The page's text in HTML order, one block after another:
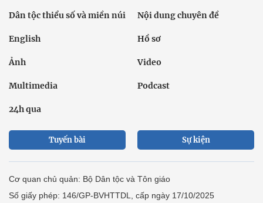
Dân tộc thiểu số và miền núi Nội dung chuyên đề
English Hồ sơ
Ảnh Video
Multimedia Podcast
24h qua
Tuyến bài Sự kiện
Cơ quan chủ quản: Bộ Dân tộc và Tôn giáo
Số giấy phép: 146/GP-BVHTTDL, cấp ngày 17/10/2025